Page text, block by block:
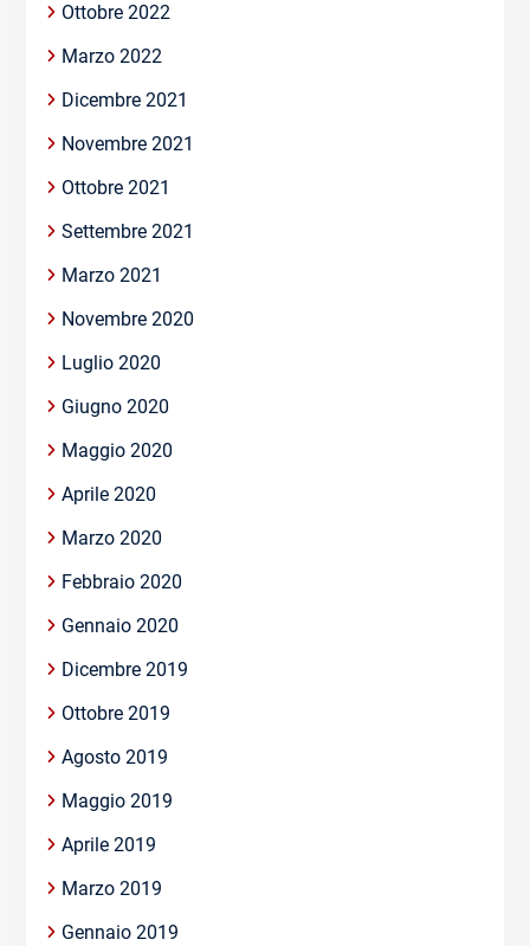
Ottobre 2022
Marzo 2022
Dicembre 2021
Novembre 2021
Ottobre 2021
Settembre 2021
Marzo 2021
Novembre 2020
Luglio 2020
Giugno 2020
Maggio 2020
Aprile 2020
Marzo 2020
Febbraio 2020
Gennaio 2020
Dicembre 2019
Ottobre 2019
Agosto 2019
Maggio 2019
Aprile 2019
Marzo 2019
Gennaio 2019